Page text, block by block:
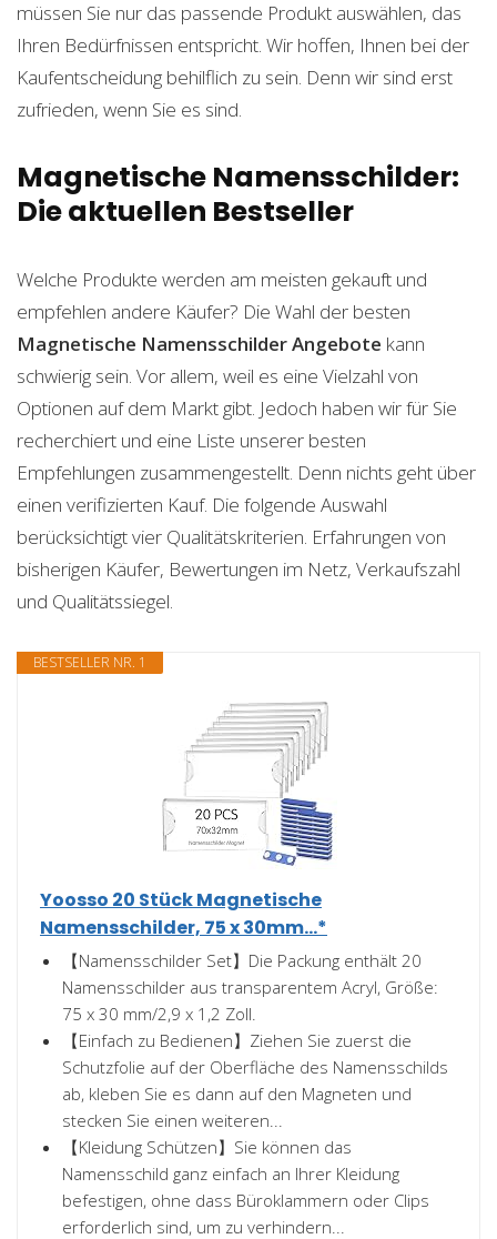
müssen Sie nur das passende Produkt auswählen, das
Ihren Bedürfnissen entspricht. Wir hoffen, Ihnen bei der
Kaufentscheidung behilflich zu sein. Denn wir sind erst
zufrieden, wenn Sie es sind.
Magnetische Namensschilder:
Die aktuellen Bestseller
Welche Produkte werden am meisten gekauft und
empfehlen andere Käufer? Die Wahl der besten
Magnetische NamensschilderAngebote kann
schwierig sein. Vor allem, weil es eine Vielzahl von
Optionen auf dem Markt gibt. Jedoch haben wir für Sie
recherchiert und eine Liste unserer besten
Empfehlungen zusammengestellt. Denn nichts geht über
einen verifizierten Kauf. Die folgende Auswahl
berücksichtigt vier Qualitätskriterien. Erfahrungen von
bisherigen Käufer, Bewertungen im Netz, Verkaufszahl
und Qualitätssiegel.
BESTSELLER NR. 1
Yoosso 20 Stück Magnetische
Namensschilder, 75 x 30mm...*
【Namensschilder Set】Die Packung enthält 20
Namensschilder aus transparentem Acryl, Größe:
75 x 30 mm/2,9 x 1,2 Zoll.
【Einfach zu Bedienen】Ziehen Sie zuerst die
Schutzfolie auf der Oberfläche des Namensschilds
ab, kleben Sie es dann auf den Magneten und
stecken Sie einen weiteren...
【Kleidung Schützen】Sie können das
Namensschild ganz einfach an Ihrer Kleidung
befestigen, ohne dass Büroklammern oder Clips
erforderlich sind, um zu verhindern...